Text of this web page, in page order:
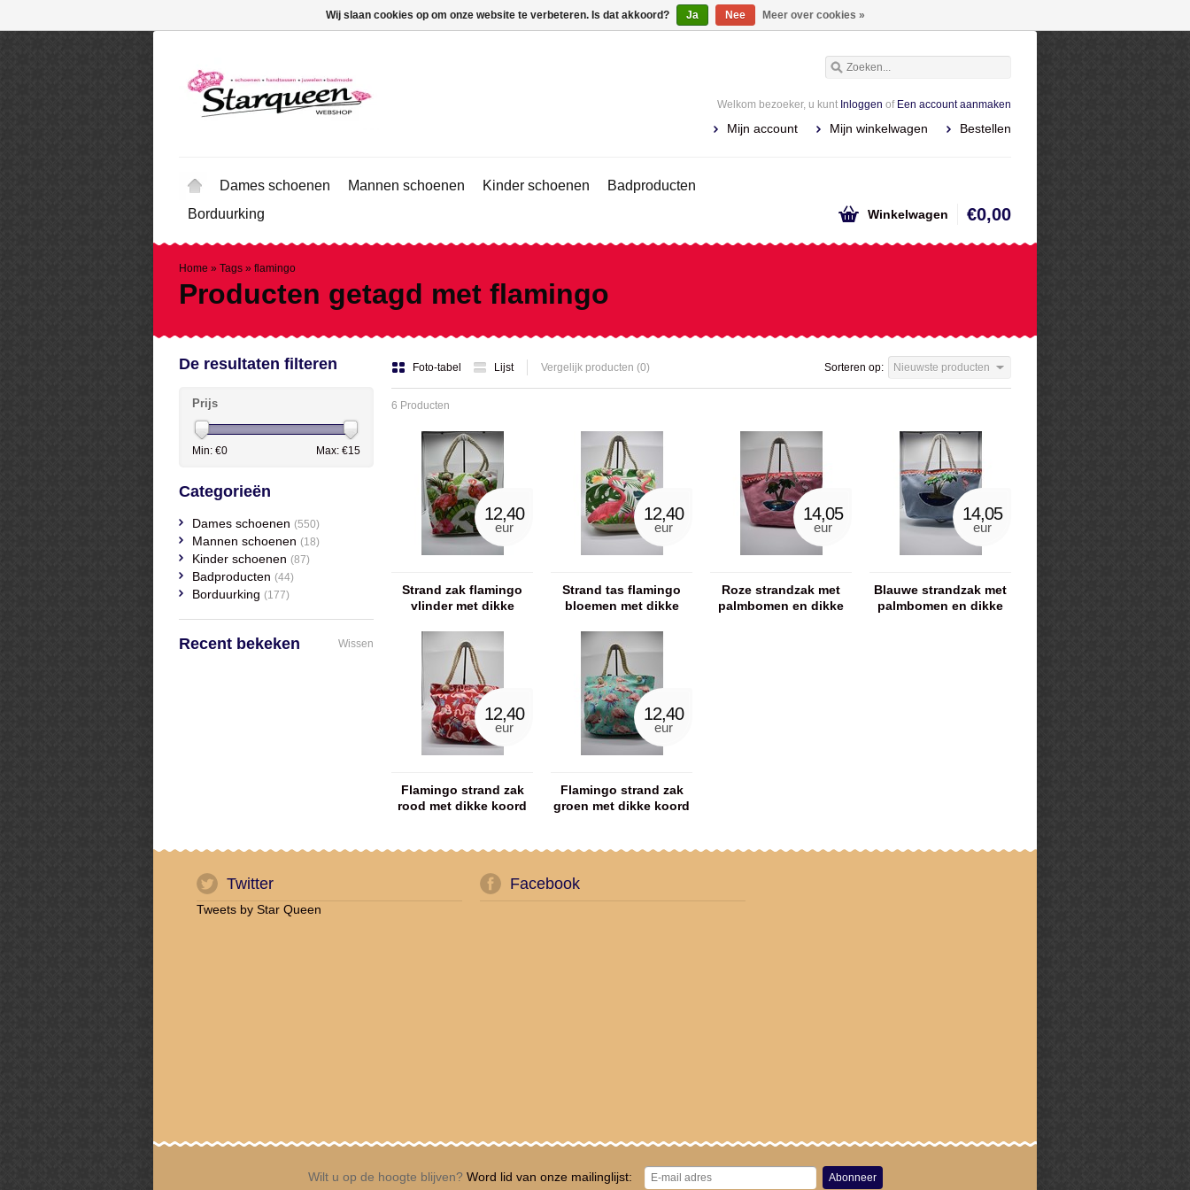
Welkom bezoeker, u kunt Inloggen of Een account aanmaken
Mijn account Mijn winkelwagen Bestellen
Dames schoenen Mannen schoenen Kinder schoenen
Badproducten
Borduurking
Winkelwagen €0,00
Home » Tags » flamingo
Producten getagd met flamingo
Foto-tabel Lijst Vergelijk producten (0) Sorteren op: Nieuwste producten
6 Producten
12,40
eur
Strand zak flamingo
vlinder met dikke
12,40
eur
Strand tas flamingo
bloemen met dikke
14,05
eur
Roze strandzak met
palmbomen en dikke
14,05
eur
Blauwe strandzak met
palmbomen en dikke
12,40
eur
Flamingo strand zak
rood met dikke koord
12,40
eur
Flamingo strand zak
groen met dikke koord
De resultaten filteren
Prijs
Min: €0 Max: €15
Categorieën
Dames schoenen (550)
Mannen schoenen (18)
Kinder schoenen (87)
Badproducten (44)
Borduurking (177)
Recent bekeken Wissen
Twitter
Tweets by Star Queen
Facebook
Wilt u op de hoogte blijven? Word lid van onze mailinglijst: Abonneer
Wij slaan cookies op om onze website te verbeteren. Is dat akkoord? Ja Nee Meer over cookies »